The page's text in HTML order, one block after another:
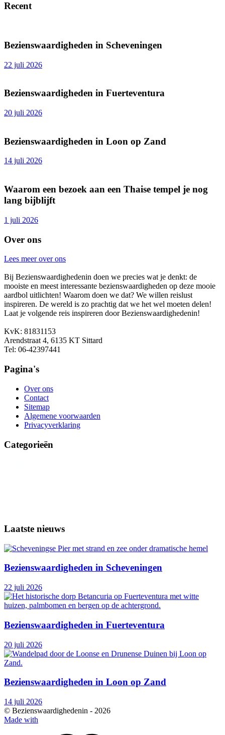
Recent
Bezienswaardigheden in Scheveningen
22 juli 2026
Bezienswaardigheden in Fuerteventura
20 juli 2026
Bezienswaardigheden in Loon op Zand
14 juli 2026
Waarom een bezoek aan een Thaise tempel je nog
lang bijblijft
1 juli 2026
Over ons
Lees meer over ons
Bij Bezienswaardighedenin doen we precies wat je denkt: de
mooiste en meest interessante bezienswaardigheden op deze mooie
aardbol uitlichten! Waarom doen we dat? We willen reislust
inspireren. De wereld is zo prachtig dat we het wel moeten delen!
Laat je volgende reis inspireren door Bezienswaardighedenin!
KvK: 81831153
Arendstraat 4, 6135 KT Sittard
Tel: 06-42397441
Pagina's
Over ons
Contact
Sitemap
Algemene voorwaarden
Privacyverklaring
Categorieën
Laatste nieuws
Bezienswaardigheden in Scheveningen
22 juli 2026
Bezienswaardigheden in Fuerteventura
20 juli 2026
Bezienswaardigheden in Loon op Zand
14 juli 2026
© Bezienswaardighedenin - 2026
Made with